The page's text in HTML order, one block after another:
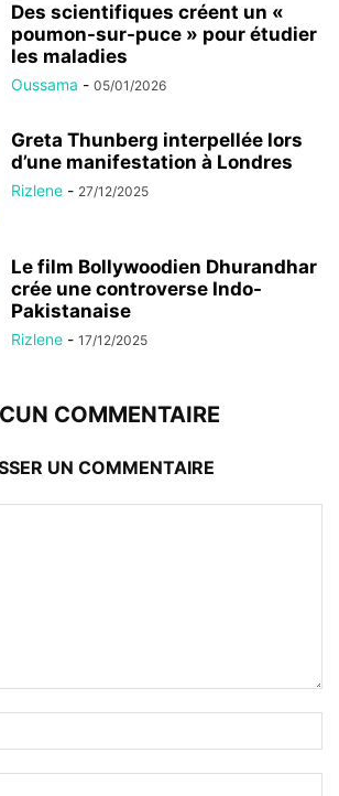
Des scientifiques créent un «
poumon-sur-puce » pour étudier
les maladies
Oussama - 05/01/2026
Greta Thunberg interpellée lors
d’une manifestation à Londres
Rizlene - 27/12/2025
Le film Bollywoodien Dhurandhar
crée une controverse Indo-
Pakistanaise
Rizlene - 17/12/2025
COMMENTAIRE
UN COMMENTAIRE